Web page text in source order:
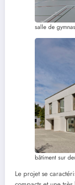
salle de
bâtiment sur
Le projet se